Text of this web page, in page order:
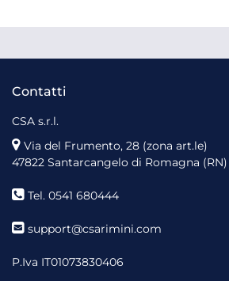
Contatti
CSA s.r.l.
Via del Frumento, 28 (zona art.le)
47822 Santarcangelo di Romagna (RN)
Tel. 0541 680444
support@csarimini.com
P.Iva IT01073830406